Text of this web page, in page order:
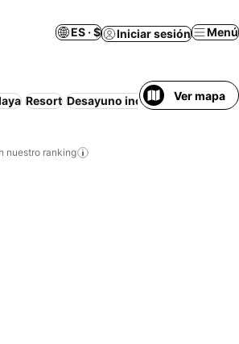
ES · $ Iniciar sesión Menú
Resort Desayuno incluido Piscina
Ver mapa
nuestro ranking